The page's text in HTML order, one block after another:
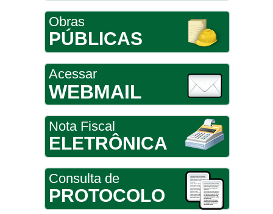
Obras
PÚBLICAS
Acessar
WEBMAIL
Nota Fiscal
ELETRÔNICA
Consulta de
PROTOCOLO